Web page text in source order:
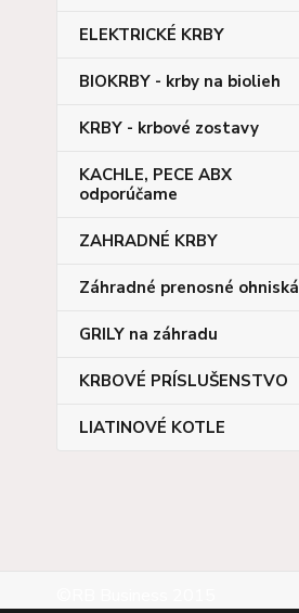
ELEKTRICKÉ KRBY
BIOKRBY - krby na biolieh
KRBY - krbové zostavy
KACHLE, PECE ABX
odporúčame
ZAHRADNÉ KRBY
Záhradné prenosné ohniská
GRILY na záhradu
KRBOVÉ PRÍSLUŠENSTVO
LIATINOVÉ KOTLE